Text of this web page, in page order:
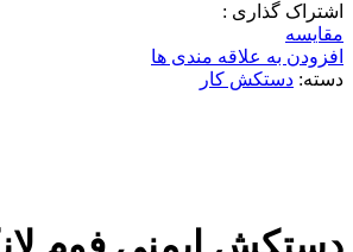
اشتراک گذاری :
مقایسه
افزودن به علاقه مندی ها
دسته: دستکش کار